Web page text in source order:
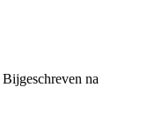
Bijgeschreven na